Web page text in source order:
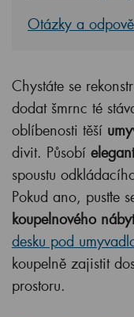
Otázky a
Chystáte se
dodat šmrnc té
oblíbenosti těší
divit. Působí
spoustu
Pokud ano, pusťte
koupelnového
desku pod
koupelně zajistit
prostoru.